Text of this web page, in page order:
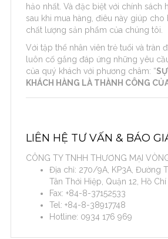
hảo nhất. Và đặc biệt với chính sách
sau khi mua hàng, điêu này giúp cho
chất lượng sản phẩm của chúng tôi.
Với tập thể nhân viên trẻ tuổi và tràn
luôn cố gắng đáp ứng những yêu
của quý khách với phương châm: “
KHÁCH HÀNG LÀ THÀNH CÔNG
LIÊN HỆ TƯ VẤN & BÁO
CÔNG TY TNHH THƯƠNG MẠI
Địa chỉ: 270/9A, KP3A, Đường
Tân Thới Hiệp, Quận 12, Hồ Chí
Fax: +84-8-37152533
Tel: +84-8-38917748
Hotline: 0934 176 969